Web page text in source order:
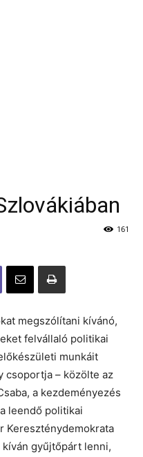
161
megszólítani kívánó,
felvállaló politikai
munkáit
csoportja – közölte az
a kezdeményezés
leendő politikai
Kereszténydemokrata
gyűjtőpárt lenni,